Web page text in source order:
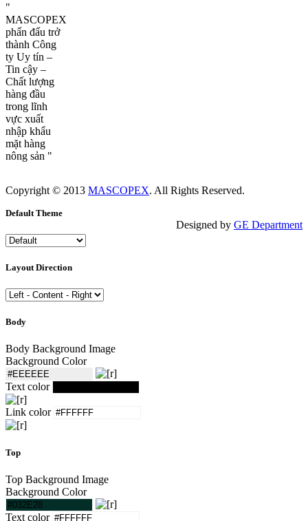
"
MASCOPEX
phấn đấu trở
thành Công
ty Uy tín –
Tin cậy –
Chất lượng
hàng đầu
trong lĩnh
vực xuất
nhập khẩu
mặt hàng
nông sản "
Copyright © 2013 MASCOPEX. All Rights Reserved.
Designed by GE Department
Default Theme
Layout Direction
Body
Body Background Image
Background Color
Text color
Link color
Top
Top Background Image
Background Color
Text color